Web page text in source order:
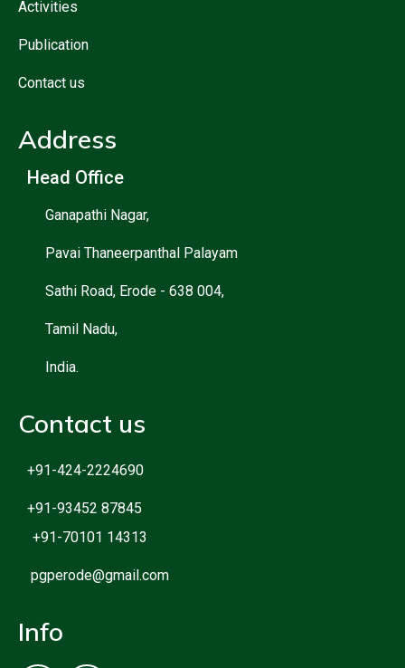
Activities
Publication
Contact us
Address
Head Office
Ganapathi Nagar,
Pavai Thaneerpanthal Palayam
Sathi Road, Erode - 638 004,
Tamil Nadu,
India.
Contact us
+91-424-2224690
+91-93452 87845
+91-70101 14313
pgperode@gmail.com
Info